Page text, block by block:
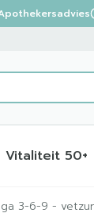
hygiëne
en
voor
Vitaliteit 50+
Toon
3-6-9 -